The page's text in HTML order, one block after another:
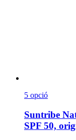
5 opció
Suntribe
SPF 50,